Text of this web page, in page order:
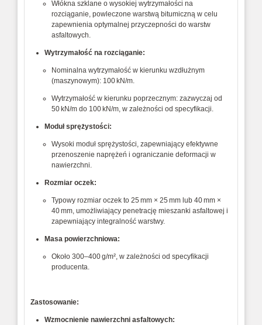
Włókna szklane o wysokiej wytrzymałości na
rozciąganie, powleczone warstwą bitumiczną w celu
zapewnienia optymalnej przyczepności do warstw
asfaltowych.
Wytrzymałość na rozciąganie:
Nominalna wytrzymałość w kierunku wzdłużnym
(maszynowym): 100 kN/m.
Wytrzymałość w kierunku poprzecznym: zazwyczaj od
50 kN/m do 100 kN/m, w zależności od specyfikacji.
Moduł sprężystości:
Wysoki moduł sprężystości, zapewniający efektywne
przenoszenie naprężeń i ograniczanie deformacji w
nawierzchni.
Rozmiar oczek:
Typowy rozmiar oczek to 25 mm × 25 mm lub 40 mm ×
40 mm, umożliwiający penetrację mieszanki asfaltowej i
zapewniający integralność warstwy.
Masa powierzchniowa:
Około 300–400 g/m², w zależności od specyfikacji
producenta.
Zastosowanie:
Wzmocnienie nawierzchni asfaltowych: